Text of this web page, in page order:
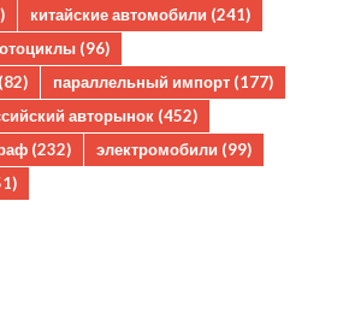
китайские автомобили (241)
(96)
(82) параллельный импорт (177)
авторынок (452)
(232) электромобили (99)